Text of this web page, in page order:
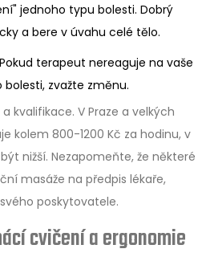
jednoho typu bolesti. Dobrý
a bere v úvahu celé tělo.
terapeut nereaguje na vaše
zvažte změnu.
kvalifikace. V Praze a velkých
kolem 800-1200 Kč za hodinu, v
nižší. Nezapomeňte, že některé
masáže na předpis lékaře,
poskytovatele.
cvičení a ergonomie